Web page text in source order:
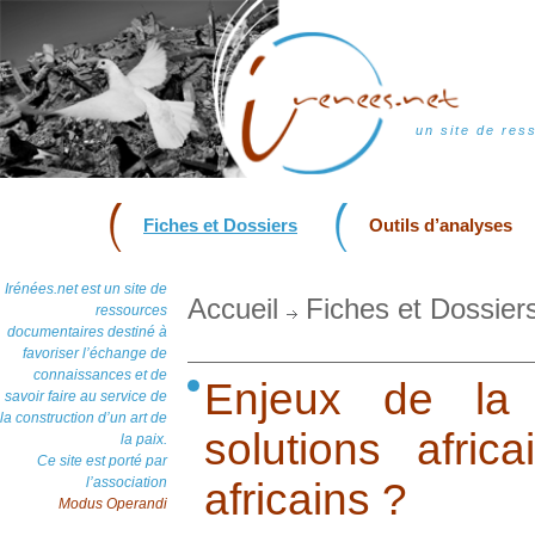
un site de
Fiches et Dossiers Outils d’analyses
Irénées.net est un site de
ressources
documentaires destiné à
favoriser l’échange de
connaissances et de
savoir faire au service de
la construction d’un art de
la paix.
Ce site est porté par
l’association
Modus Operandi
Accueil Fiches et
Enjeux de
solutions
africains ?